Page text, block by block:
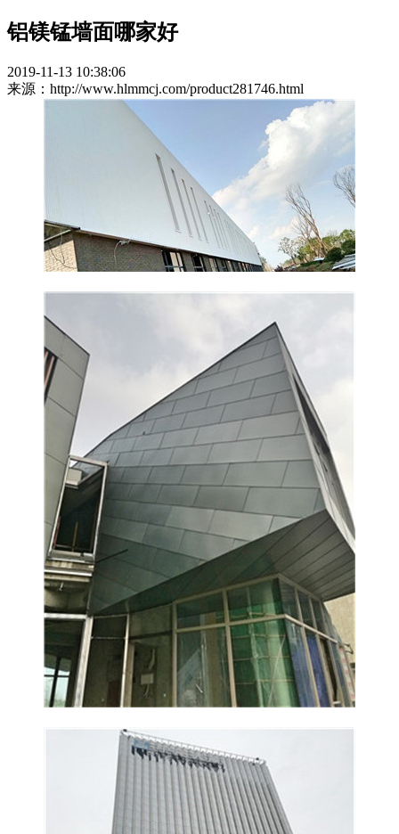
铝镁锰墙面哪家好
2019-11-13 10:38:06
来源：http://www.hlmmcj.com/product281746.html